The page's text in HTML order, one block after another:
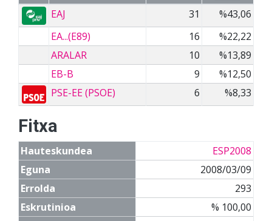
EAJ
31
%43,06
EA...(E89)
16
%22,22
ARALAR
10
%13,89
EB-B
9
%12,50
PSE-EE (PSOE)
6 %8,33
Fitxa
Hauteskundea
ESP2008
Eguna
2008/03/09
Errolda
293
Eskrutinioa
% 100,00